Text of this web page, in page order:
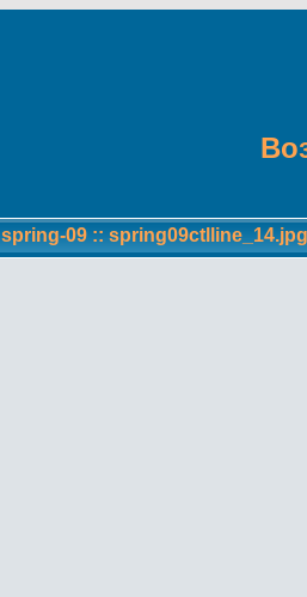
spring-09 :: spring09ctlline_14.jpg